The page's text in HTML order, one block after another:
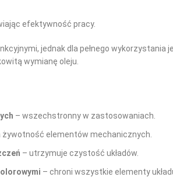
efektywność pracy.
jednak dla pełnego
wymianę oleju.
– wszechstronny w zastosowaniach.
żywotność elementów mechanicznych.
– utrzymuje czystość układów.
– chroni wszystkie elementy